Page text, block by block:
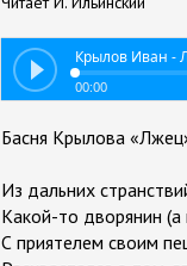
Крылов Иван -
00:00
Басня Крылова
Из дальних
Какой-то дворянин
С приятелем своим